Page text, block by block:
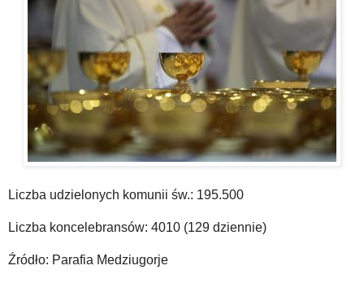
Liczba udzielonych komunii św.: 195.500
Liczba koncelebransów: 4010 (129 dziennie)
Źródło: Parafia Medziugorje